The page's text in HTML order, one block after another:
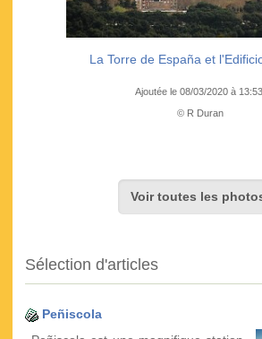
La Torre de España et
Ajoutée le 08/03/2020 à 13:53
© R Duran
Voir toutes les
Sélection d'articles
Peñiscola